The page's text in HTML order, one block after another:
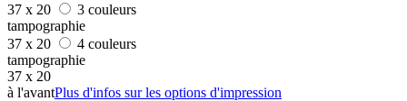
37 x 20
3 couleurs
tampographie
37 x 20
4 couleurs
tampographie
37 x 20
à l'avantPlus d'infos sur les options d'impression